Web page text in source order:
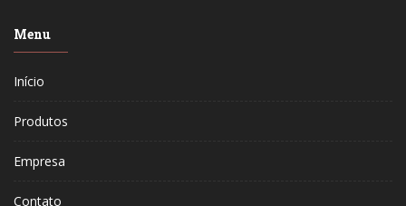
Menu
Início
Produtos
Empresa
Contato